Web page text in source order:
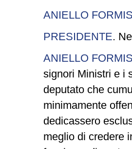
ANIELLO
PRESIDENTE.
ANIELLO
signori Ministri e i
deputato che
minimamente
dedicassero
meglio di credere